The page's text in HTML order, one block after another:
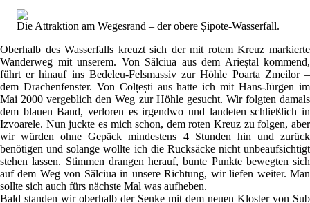
Die Attraktion am Wegesrand – der obere Șipote-Wasserfall.
Oberhalb des Wasserfalls kreuzt sich der mit rotem Kreuz markierte
Wanderweg mit unserem. Von Sălciua aus dem Arieștal kommend,
führt er hinauf ins Bedeleu-Felsmassiv zur Höhle Poarta Zmeilor –
dem Drachenfenster. Von Colțești aus hatte ich mit Hans-Jürgen im
Mai 2000 vergeblich den Weg zur Höhle gesucht. Wir folgten damals
dem blauen Band, verloren es irgendwo und landeten schließlich in
Izvoarele. Nun juckte es mich schon, dem roten Kreuz zu folgen, aber
wir würden ohne Gepäck mindestens 4 Stunden hin und zurück
benötigen und solange wollte ich die Rucksäcke nicht unbeaufsichtigt
stehen lassen. Stimmen drangen herauf, bunte Punkte bewegten sich
auf dem Weg von Sălciua in unsere Richtung, wir liefen weiter. Man
sollte sich auch fürs nächste Mal was aufheben.
Bald standen wir oberhalb der Senke mit dem neuen Kloster von Sub